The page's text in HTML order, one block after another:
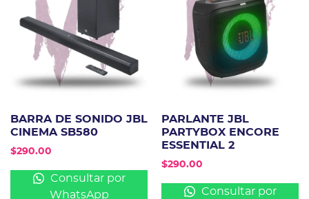
BARRA DE SONIDO JBL
CINEMA SB580
$290.00
Consultar por
WhatsApp
PARLANTE JBL
PARTYBOX ENCORE
ESSENTIAL 2
$290.00
Consultar por